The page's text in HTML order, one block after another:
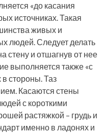
«до касания
источниках. Такая
живых и
людей. Следует делать
стену и отшагнув от нее
выполняется также «с
в стороны. Таз
Касаются стены
с короткими
растяжкой – грудь и
именно в ладонях и